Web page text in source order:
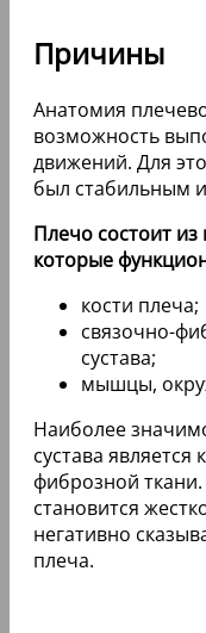
Причины
Анатомия
возможность
движений. Для
был стабильным
Плечо состоит
которые
кости плеча;
связочно-
сустава;
мышцы,
Наиболее
сустава является
фиброзной ткани.
становится
негативно
плеча.